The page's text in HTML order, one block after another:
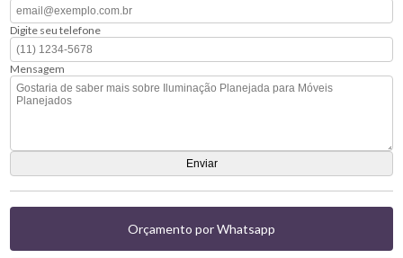
Digite seu telefone
Mensagem
Orçamento por Whatsapp